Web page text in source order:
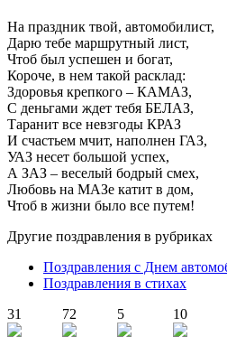
На праздник твой, автомобилист,
Дарю тебе маршрутный лист,
Чтоб был успешен и богат,
Короче, в нем такой расклад:
Здоровья крепкого – КАМАЗ,
С деньгами ждет тебя БЕЛАЗ,
Таранит все невзгоды КРАЗ
И счастьем мчит, наполнен ГАЗ,
УАЗ несет большой успех,
А ЗАЗ – веселый бодрый смех,
Любовь на МАЗе катит в дом,
Чтоб в жизни было все путем!
Другие поздравления в рубриках
Поздравления с Днем
Поздравления в стихах
31
72 5 10